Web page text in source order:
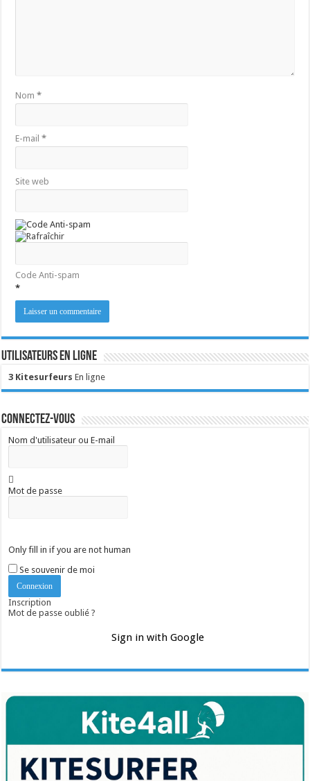
Nom*
E-mail*
Site web
Code Anti-spam
*
Utilisateurs en ligne
3 Kitesurfeurs En ligne
Connectez-vous
Nom d'utilisateur ou E-mail
Mot de passe
Only fill in if you are not human
Se souvenir de moi
Inscription
Mot de passe oublié ?
Sign in with Google